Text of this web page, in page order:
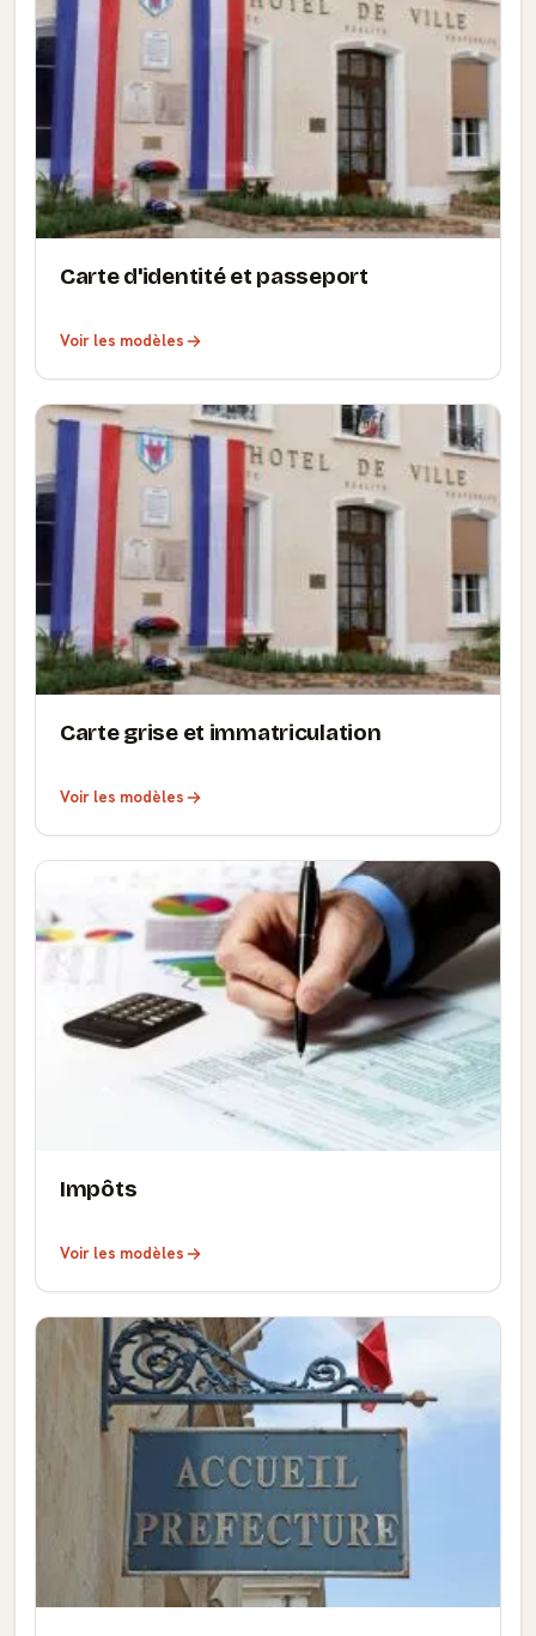
Carte d'identité et passeport
Voir les modèles
Carte grise et immatriculation
Voir les modèles
Impôts
Voir les modèles